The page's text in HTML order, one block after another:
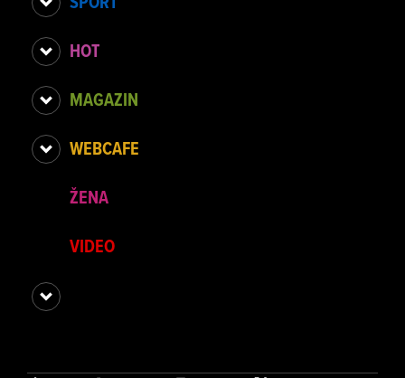
HOT
MAGAZIN
WEBCAFE
ŽENA
VIDEO